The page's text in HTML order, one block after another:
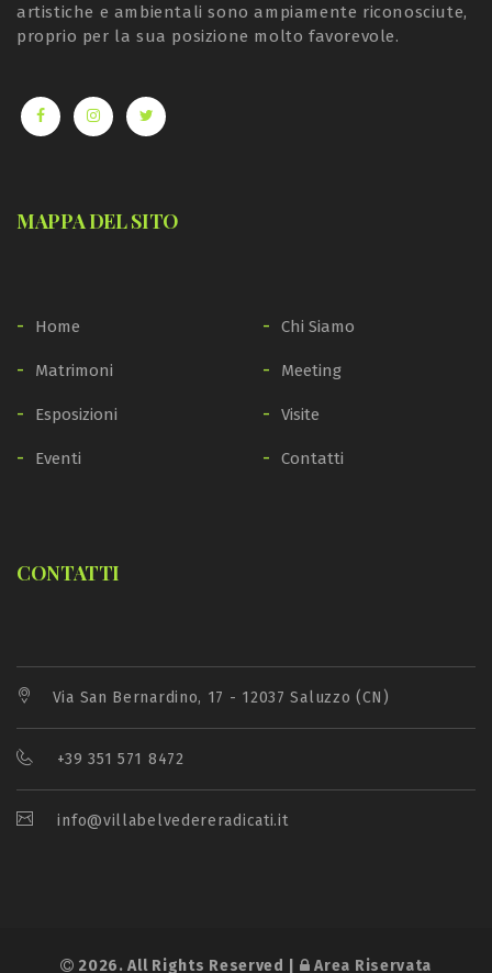
artistiche e ambientali sono ampiamente riconosciute,
proprio per la sua posizione molto favorevole.
MAPPA DEL SITO
Home Chi Siamo
Matrimoni Meeting
Esposizioni Visite
Eventi Contatti
CONTATTI
Via San Bernardino, 17 - 12037 Saluzzo (CN)
+39 351 571 8472
info@villabelvedereradicati.it
2026. All Rights Reserved | Area Riservata